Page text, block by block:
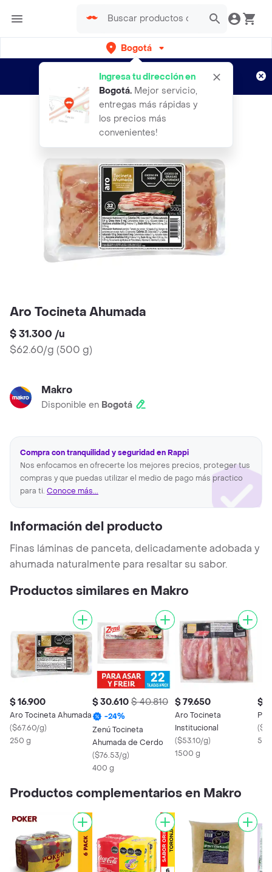
Bogotá
Ingresa tu dirección en
Bogotá. Mejor servicio,
entregas más rápidas y
los precios más
convenientes!
envíos gratis por semanas
Aplican TyC
Aro Tocineta Ahumada
$ 31.300 /u
$62.60/g (500 g)
Makro
Disponible en Bogotá
Compra con tranquilidad y seguridad en Rappi
Nos enfocamos en ofrecerte los mejores precios, proteger tus
compras y que puedas utilizar el medio de pago más practico
para ti. Conoce más...
Información del producto
Finas láminas de panceta, delicadamente adobada y
ahumada naturalmente para resaltar su sabor.
Productos similares en Makro
$ 16.900
Aro Tocineta Ahumada
($67.60/g)
250 g
$ 30.610 $ 40.810
-24%
Zenú Tocineta
Ahumada de Cerdo
($76.53/g)
400 g
$ 79.650
Aro Tocineta
Institucional
($53.10/g)
1500 g
$
(
Productos complementarios en Makro